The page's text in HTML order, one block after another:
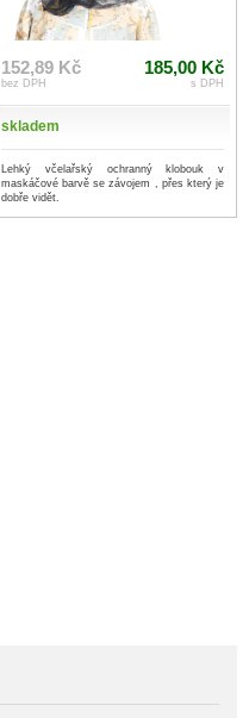
152,89 Kč
bez DPH
185,00 Kč
s DPH
skladem
Lehký včelařský ochranný klobouk v
maskáčové barvě se závojem , přes který je
dobře vidět.